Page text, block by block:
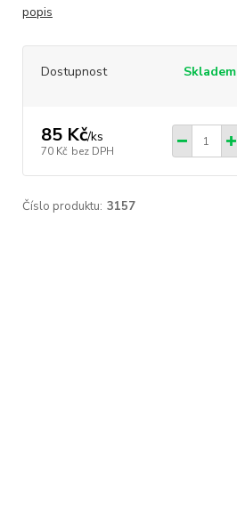
popis
Dostupnost Skladem
85 Kč/ks
70 Kč bez DPH
Číslo produktu: 3157